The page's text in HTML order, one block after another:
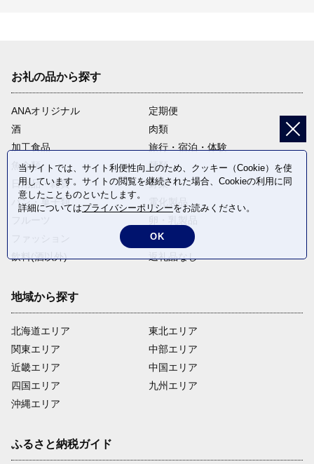
お礼の品から探す
ANAオリジナル
定期便
酒
肉類
加工食品
旅行・宿泊・体験
魚介類
麺類
日用品・雑貨
野菜
パン・菓子類
電化製品
米・穀物
飲料(酒以外)
返礼品なし
地域から探す
北海道エリア
関東エリア
近畿エリア
四国エリア
沖縄エリア
東北エリア
中部エリア
中国エリア
九州エリア
ふるさと納税ガイド
当サイトでは、サイト利便性向上のため、クッキー（Cookie）を使
用しています。サイトの閲覧を継続された場合、Cookieの利用に同
意したことものといたします。
詳細についてはプライバシーポリシーをお読みください。
OK